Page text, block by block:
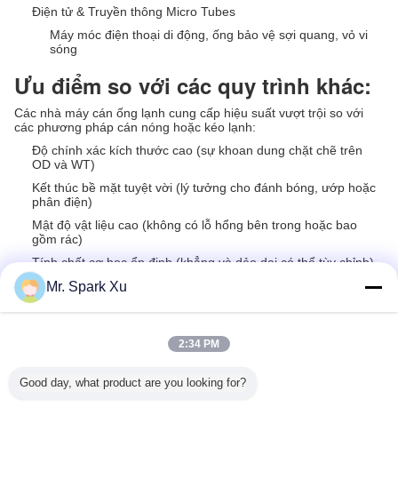
Điện tử & Truyền thông Micro Tubes
Máy móc điện thoại di động, ống bảo vệ sợi quang, vỏ vi
sóng
Ưu điểm so với các quy trình khác:
Các nhà máy cán ống lạnh cung cấp hiệu suất vượt trội so với
các phương pháp cán nóng hoặc kéo lạnh:
Độ chính xác kích thước cao (sự khoan dung chặt chẽ trên
OD và WT)
Kết thúc bề mặt tuyệt vời (lý tưởng cho đánh bóng, ướp hoặc
phân điện)
Mật độ vật liệu cao (không có lỗ hổng bên trong hoặc bao
gồm rác)
Tính chất cơ học ổn định (khẳng và dẻo dai có thể tùy chỉnh)
Recommended Products
Mr. Spark Xu
2:34 PM
Good day, what product are you looking for?